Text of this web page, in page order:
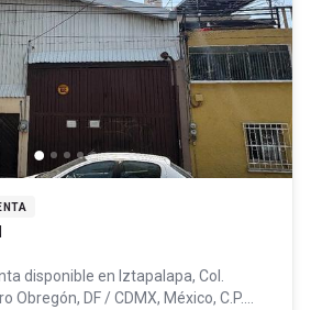
disponible en Iztapalapa, Col.
Obregón, DF / CDMX, México, C.P.